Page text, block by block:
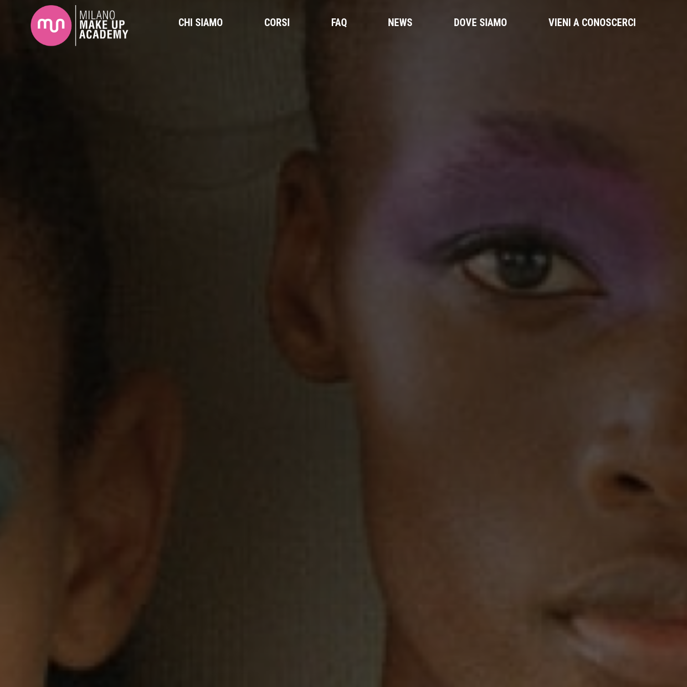
CHI SIAMO CORSI FAQ NEWS DOVE SIAMO VIENI A CONOSCERCI